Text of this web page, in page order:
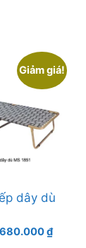
Giảm giá!
dây dù
Giá
680.000₫Giá